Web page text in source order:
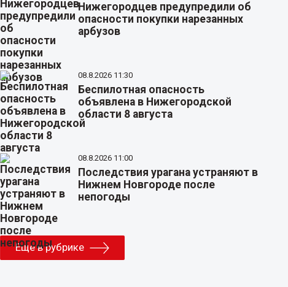
Нижегородцев предупредили об
опасности покупки нарезанных
арбузов
08.8.2026 11:30
Беспилотная опасность
объявлена в Нижегородской
области 8 августа
08.8.2026 11:00
Последствия урагана устраняют в
Нижнем Новгороде после
непогоды
Еще в рубрике